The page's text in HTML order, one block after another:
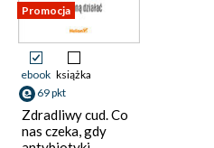
Promocja
ebook książka
69 pkt
Zdradliwy cud. Co
nas czeka, gdy